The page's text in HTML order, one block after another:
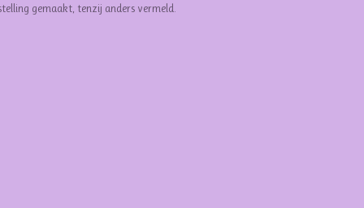
gemaakt, tenzij anders vermeld.